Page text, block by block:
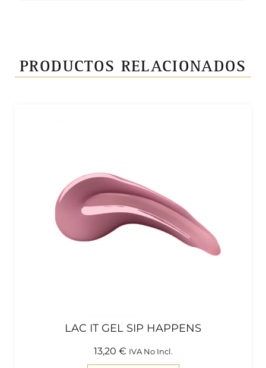
PRODUCTOS RELACIONADOS
LAC IT GEL SIP HAPPENS
13,20 € IVA No Incl.